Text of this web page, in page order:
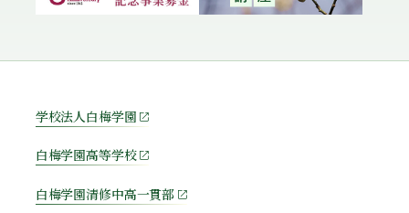
学校法人白梅学園
白梅学園高等学校
白梅学園清修中高一貫部